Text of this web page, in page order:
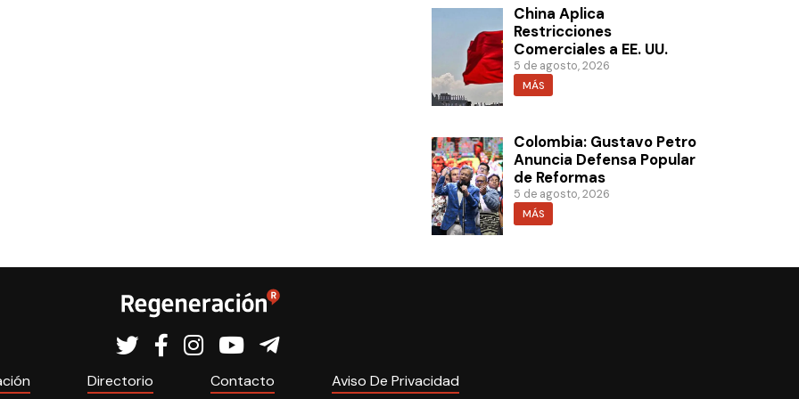
China Aplica
Restricciones
Comerciales a EE. UU.
5 de agosto, 2026
MÁS
Colombia: Gustavo Petro
Anuncia Defensa Popular
de Reformas
5 de agosto, 2026
MÁS
Directorio Contacto Aviso De Privacidad